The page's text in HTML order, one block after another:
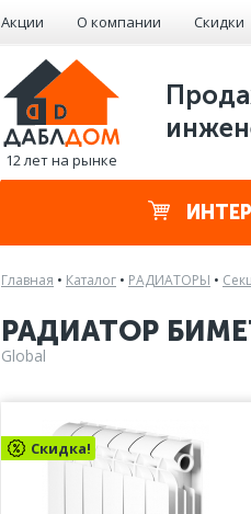
Акции О компании Скидки
12 лет на рынке
Главная • Каталог • РАДИАТОРЫ •
РАДИАТОР
Global
Скидка!